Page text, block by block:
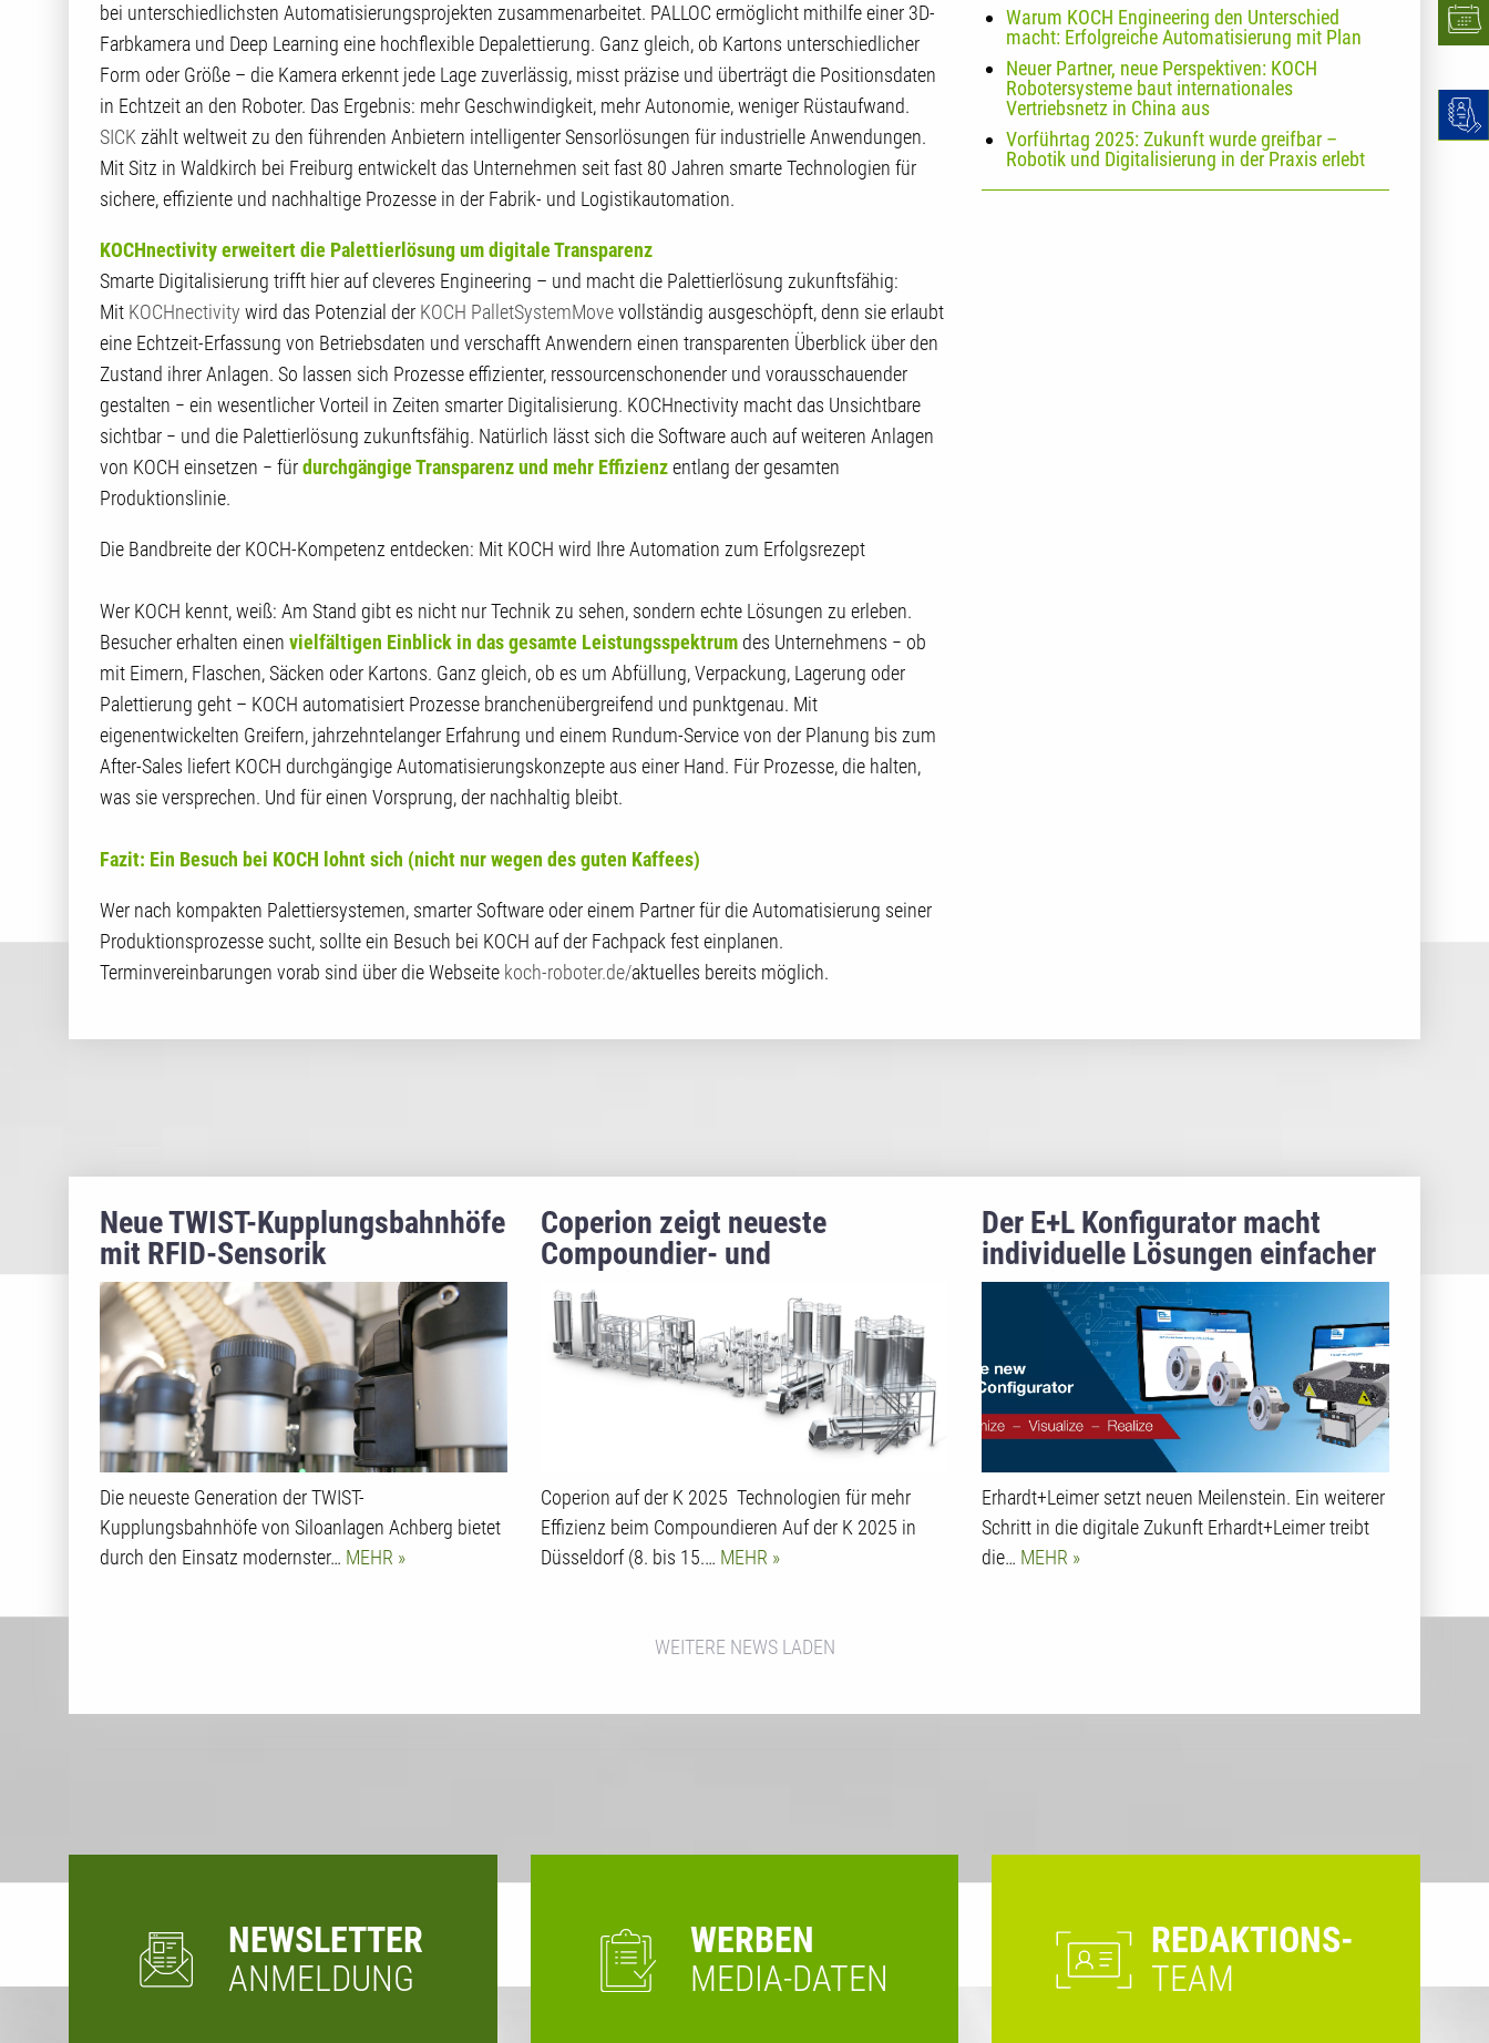
bei unterschiedlichsten Automatisierungsprojekten zusammenarbeitet. PALLOC ermöglicht mithilfe einer 3D-
Farbkamera und Deep Learning eine hochflexible Depalettierung. Ganz gleich, ob Kartons unterschiedlicher
Form oder Größe – die Kamera erkennt jede Lage zuverlässig, misst präzise und überträgt die Positionsdaten
in Echtzeit an den Roboter. Das Ergebnis: mehr Geschwindigkeit, mehr Autonomie, weniger Rüstaufwand.
SICKzählt weltweit zu den führenden Anbietern intelligenter Sensorlösungen für industrielle Anwendungen.
Mit Sitz in Waldkirch bei Freiburg entwickelt das Unternehmen seit fast 80 Jahren smarte Technologien für
sichere, effiziente und nachhaltige Prozesse in der Fabrik- und Logistikautomation.
KOCHnectivity erweitert die Palettierlösung um digitale Transparenz
Smarte Digitalisierung trifft hier auf cleveres Engineering – und macht die Palettierlösung zukunftsfähig:
Mit KOCHnectivity wird das Potenzial der KOCH PalletSystemMovevollständig ausgeschöpft, denn sie erlaubt
eine Echtzeit-Erfassung von Betriebsdaten und verschafft Anwendern einen transparenten Überblick über den
Zustand ihrer Anlagen. So lassen sich Prozesse effizienter, ressourcenschonender und vorausschauender
gestalten − ein wesentlicher Vorteil in Zeiten smarter Digitalisierung. KOCHnectivity macht das Unsichtbare
sichtbar − und die Palettierlösung zukunftsfähig. Natürlich lässt sich die Software auch auf weiteren Anlagen
von KOCH einsetzen − fürdurchgängige Transparenz und mehr Effizienzentlang der gesamten
Produktionslinie.
Die Bandbreite der KOCH-Kompetenz entdecken: Mit KOCH wird Ihre Automation zum Erfolgsrezept
Wer KOCH kennt, weiß: Am Stand gibt es nicht nur Technik zu sehen, sondern echte Lösungen zu erleben.
Besucher erhalten einen vielfältigen Einblick in das gesamte Leistungsspektrum des Unternehmens − ob
mit Eimern, Flaschen, Säcken oder Kartons. Ganz gleich, ob es um Abfüllung, Verpackung, Lagerung oder
Palettierung geht – KOCH automatisiert Prozesse branchenübergreifend und punktgenau. Mit
eigenentwickelten Greifern, jahrzehntelanger Erfahrung und einem Rundum-Service von der Planung bis zum
After-Sales liefert KOCH durchgängige Automatisierungskonzepte aus einer Hand. Für Prozesse, die halten,
was sie versprechen. Und für einen Vorsprung, der nachhaltig bleibt.
Fazit: Ein Besuch bei KOCH lohnt sich (nicht nur wegen des guten Kaffees)
Wer nach kompakten Palettiersystemen, smarter Software oder einem Partner für die Automatisierung seiner
Produktionsprozesse sucht, sollte ein Besuch bei KOCH auf der Fachpack fest einplanen.
Terminvereinbarungen vorab sind über die Webseite koch-roboter.de/aktuelles bereits möglich.
Warum KOCH Engineering den Unterschied
macht: Erfolgreiche Automatisierung mit Plan
Neuer Partner, neue Perspektiven: KOCH
Robotersysteme baut internationales
Vertriebsnetz in China aus
Vorführtag 2025: Zukunft wurde greifbar –
Robotik und Digitalisierung in der Praxis erlebt
Neue TWIST-Kupplungsbahnhöfe
mit RFID-Sensorik
Die neueste Generation der TWIST-
Kupplungsbahnhöfe von Siloanlagen Achberg bietet
durch den Einsatz modernster… MEHR
Coperion zeigt neueste
Compoundier- und
Recyclinglösungen auf der K
2025
Coperion auf der K 2025 Technologien für mehr
Effizienz beim Compoundieren Auf der K 2025 in
Düsseldorf (8. bis 15.… MEHR
Der E+L Konfigurator macht
individuelle Lösungen einfacher
denn je
Erhardt+Leimer setzt neuen Meilenstein. Ein weiterer
Schritt in die digitale Zukunft Erhardt+Leimer treibt
die… MEHR
WEITERE NEWS LADEN
NEWSLETTER
ANMELDUNG
WERBEN
MEDIA-DATEN
REDAKTIONS-
TEAM